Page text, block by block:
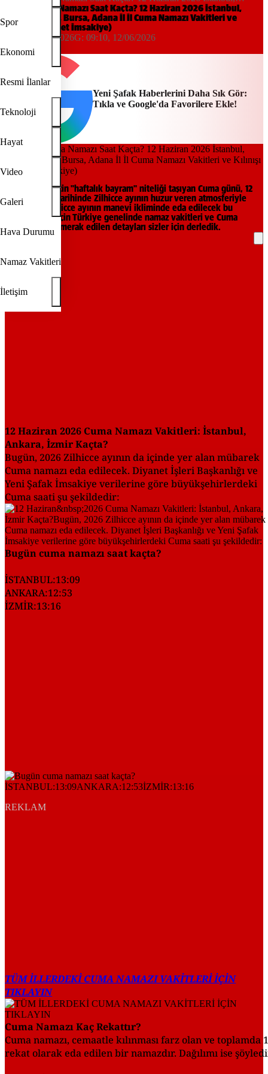
Spor
Ekonomi
Resmi İlanlar
Teknoloji
Hayat
Video
Galeri
Hava Durumu
Namaz Vakitleri
İletişim
Ankara, İzmir, Bursa, Adana İl İl Cuma Namazı Vakitleri ve Kılınışı
(Diyanet İmsakiye)
Bugün Cuma Namazı Saat Kaçta? 12 Haziran 2026 İstanbul,
Ankara, İzmir, Bursa, Adana İl İl Cuma Namazı Vakitleri ve
Kılınışı (Diyanet İmsakiye)
09:10, 12/06/2026G: 09:10, 12/06/2026
Yeni Şafak
Yeni Şafak Haberlerini Daha Sık Gör:
Tıkla ve Google'da Favorilere Ekle!
Müslümanlar için "haftalık bayram" niteliği taşıyan Cuma günü, 12
Haziran 2026 tarihinde Zilhicce ayının huzur veren atmosferiyle
buluşuyor. Zilhicce ayının manevi ikliminde eda edilecek bu
mübarek gün için Türkiye genelinde namaz vakitleri ve Cuma
namazına dair merak edilen detayları sizler için derledik.
REKLAM
12 Haziran2026 Cuma Namazı Vakitleri: İstanbul,
Ankara, İzmir Kaçta?
Bugün, 2026 Zilhicce ayının da içinde yer alan mübarek
Cuma namazı eda edilecek. Diyanet İşleri Başkanlığı ve
Yeni Şafak İmsakiye verilerine göre büyükşehirlerdeki
Cuma saati şu şekildedir:
Bugün cuma namazı saat kaçta?
İSTANBUL:13:09
ANKARA:12:53
İZMİR:13:16
REKLAM
TÜM İLLERDEKİ CUMA NAMAZI VAKİTLERİ İÇİN
TIKLAYIN
Cuma Namazı Kaç Rekattır?
Cuma namazı, cemaatle kılınması farz olan ve toplamda
rekat olarak eda edilen bir namazdır. Dağılımı ise